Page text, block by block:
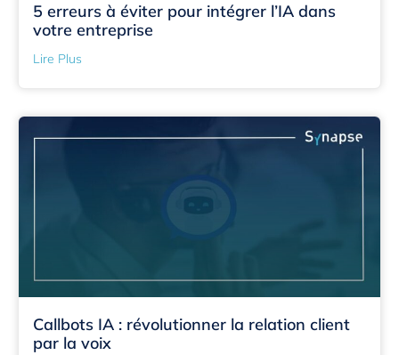
5 erreurs à éviter pour intégrer l’IA dans
votre entreprise
Lire Plus
Callbots IA : révolutionner la relation client
par la voix